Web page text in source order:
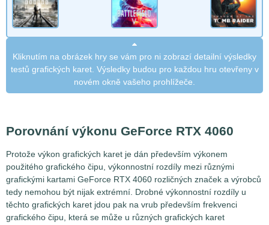
Kliknutím na obrázek hry se vám pro ni zobrazí detailní výsledky
testů grafických karet. Výsledky budou pro každou hru otevřeny v
novém okně vašeho prohlížeče.
Porovnání výkonu GeForce RTX 4060
Protože výkon grafických karet je dán především výkonem
použitého grafického čipu, výkonnostní rozdíly mezi různými
grafickými kartami GeForce RTX 4060 rozličných značek a výrobců
tedy nemohou být nijak extrémní. Drobné výkonnostní rozdíly u
těchto grafických karet jdou pak na vrub především frekvenci
grafického čipu, která se může u různých grafických karet